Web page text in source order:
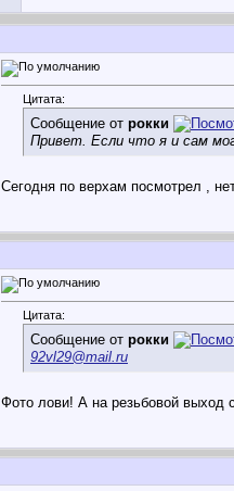
Цитата:
Сообщение от рокки
Привет. Если что я и сам
Сегодня по верхам посмотрел ,
Цитата:
Сообщение от рокки
92vl29@mail.ru
Фото лови! А на резьбовой выход